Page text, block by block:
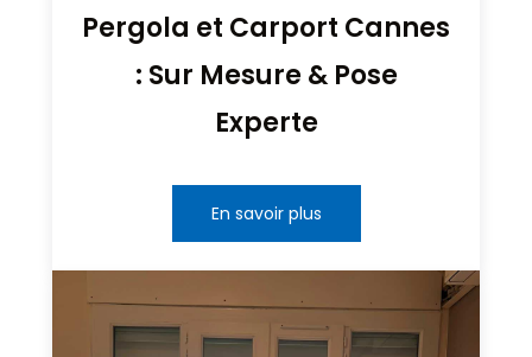
Pergola et Carport Cannes
: Sur Mesure & Pose
Experte
En savoir plus